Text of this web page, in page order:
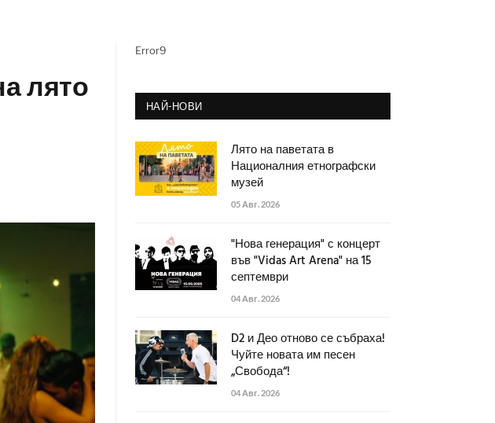
лято
Error9
НАЙ-НОВИ
Лято на паветата в
Националния етнографски
музей
05 Авг. 2026
"Нова генерация" с концерт
във "Vidas Art Arena" на 15
септември
04 Авг. 2026
D2 и Део отново се събраха!
Чуйте новата им песен
„Свобода“!
04 Авг. 2026